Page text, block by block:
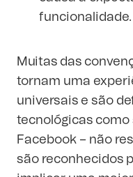
funcionalidade.
Muitas das
tornam uma
universais e são
tecnológicas como
Facebook – não
são reconhecidos